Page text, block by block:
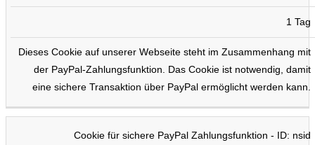
1 Tag
Dieses Cookie auf unserer Webseite steht im Zusammenhang mit
der PayPal-Zahlungsfunktion. Das Cookie ist notwendig, damit
eine sichere Transaktion über PayPal ermöglicht werden kann.
Cookie für sichere PayPal Zahlungsfunktion - ID: nsid